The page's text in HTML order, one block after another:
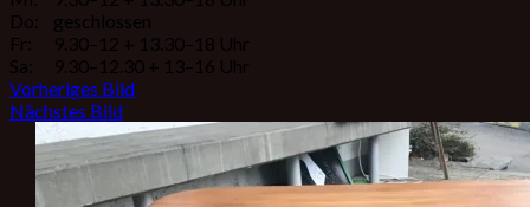
Do:
Fr:
Sa:
geschlossen
9.30–12 + 13.30–18 Uhr
9.30–12.30 + 13–16 Uhr
Vorheriges Bild
Nächstes Bild